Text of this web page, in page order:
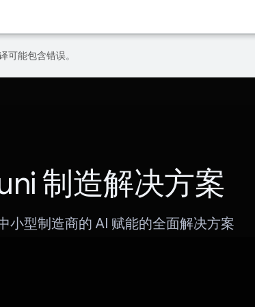
可能包含错误。
制造解决方案
小型制造商的 AI 赋能的全面解决方案